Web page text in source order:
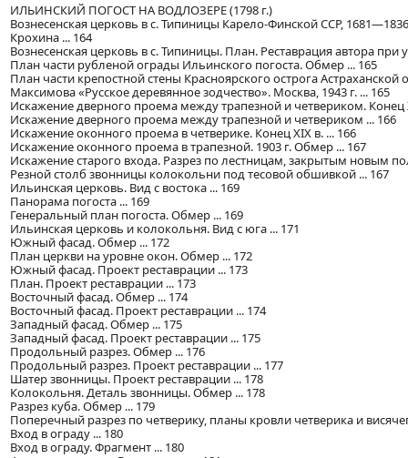
ИЛЬИНСКИЙ ПОГОСТ НА ВОДЛОЗЕРЕ (1798 г.)
Вознесенская церковь в с. Типиницы Карело-Финской ССР,
Крохина ... 164
Вознесенская церковь в с. Типиницы. План. Реставрация автора при
План части рубленой ограды Ильинского погоста. Обмер ... 165
План части крепостной стены Красноярского острога
Максимова «Русское деревянное зодчество». Москва, 1943 г. ... 165
Искажение дверного проема между трапезной и четвериком. Конец
Искажение дверного проема между трапезной и четвериком ... 166
Искажение оконного проема в четверике. Конец XIX в. ... 166
Искажение оконного проема в трапезной. 1903 г. Обмер ... 167
Искажение старого входа. Разрез по лестницам, закрытым новым
Резной столб звонницы колокольни под тесовой обшивкой ... 167
Ильинская церковь. Вид с востока ... 169
Панорама погоста ... 169
Генеральный план погоста. Обмер ... 169
Ильинская церковь и колокольня. Вид с юга ... 171
Южный фасад. Обмер ... 172
План церкви на уровне окон. Обмер ... 172
Южный фасад. Проект реставрации ... 173
План. Проект реставрации ... 173
Восточный фасад. Обмер ... 174
Восточный фасад. Проект реставрации ... 174
Западный фасад. Обмер ... 175
Западный фасад. Проект реставрации ... 175
Продольный разрез. Обмер ... 176
Продольный разрез. Проект реставрации ... 177
Шатер звонницы. Проект реставрации ... 178
Колокольня. Деталь звонницы. Обмер ... 178
Разрез куба. Обмер ... 179
Поперечный разрез по четверику, планы кровли четверика и
Вход в ограду ... 180
Вход в ограду. Фрагмент ... 180